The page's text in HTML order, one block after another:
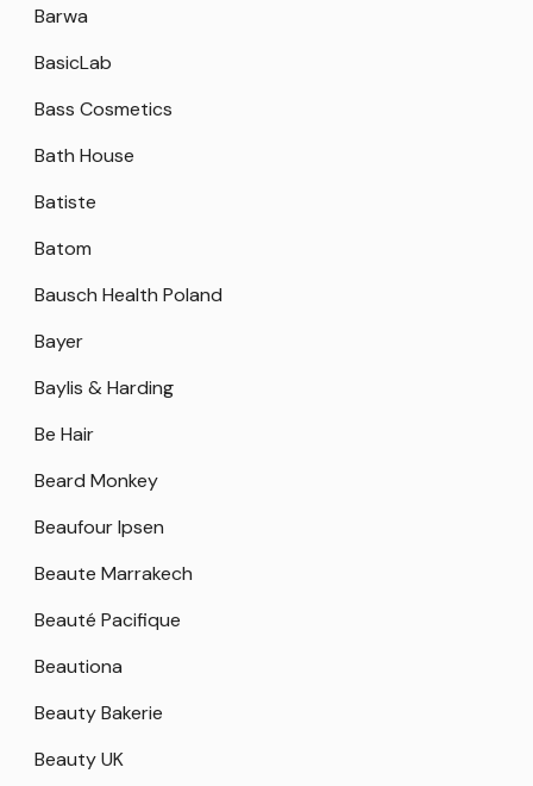
Barwa
BasicLab
Bass Cosmetics
Bath House
Batiste
Batom
Bausch Health Poland
Bayer
Baylis & Harding
Be Hair
Beard Monkey
Beaufour Ipsen
Beaute Marrakech
Beauté Pacifique
Beautiona
Beauty Bakerie
Beauty UK